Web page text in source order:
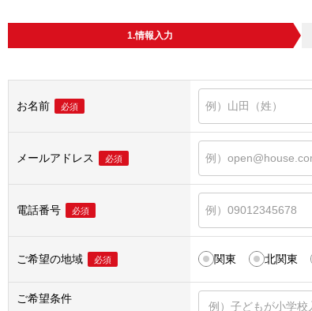
1.情報入力
お名前 必須
メールアドレス 必須
電話番号 必須
ご希望の地域 必須 関東 北関東
ご希望条件